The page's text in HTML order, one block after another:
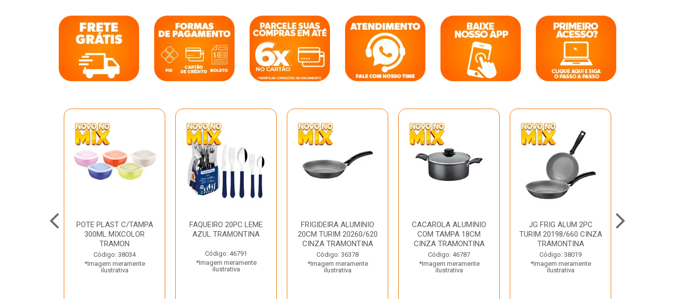
POTE PLAST C/TAMPA
300ML MIXCOLOR
TRAMON
Código: 38034
*Imagem meramente
ilustrativa
FAQUEIRO 20PC LEME
AZUL TRAMONTINA
Código: 46791
*Imagem meramente
ilustrativa
FRIGIDEIRA ALUMINIO
20CM TURIM 20260/620
CINZA TRAMONTINA
Código: 36378
*Imagem meramente
ilustrativa
CACAROLA ALUMINIO
COM TAMPA 18CM
CINZA TRAMONTINA
Código: 46787
*Imagem meramente
ilustrativa
JG FRIG ALUM 2PC
TURIM 20198/660 CINZA
TRAMONTINA
Código: 38019
*Imagem meramente
ilustrativa